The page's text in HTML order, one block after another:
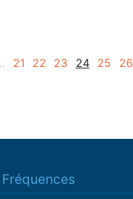
21 22 23 24 25 26
Fréquences